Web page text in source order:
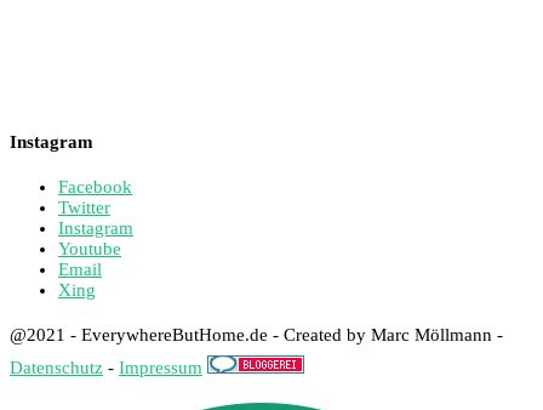
Instagram
Facebook
Twitter
Instagram
Youtube
Email
Xing
@2021 - EverywhereButHome.de - Created by Marc Möllmann -
Datenschutz - Impressum